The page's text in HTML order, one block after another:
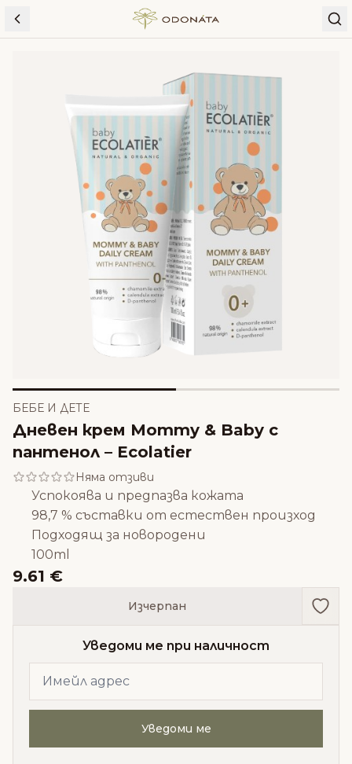
Skip to content
БЕБЕ И ДЕТЕ
Дневен крем Mommy & Baby с
пантенол – Ecolatier
Няма отзиви
Успокоява и предпазва кожата
98,7 % съставки от естествен произход
Подходящ за новородени
100ml
9.61 €
Изчерпан
Уведоми ме при наличност
Уведоми ме